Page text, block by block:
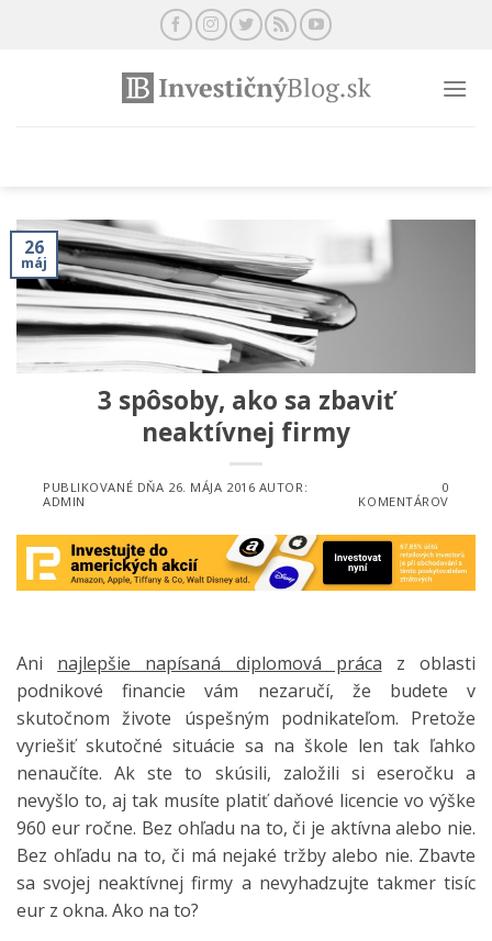
26
máj
3 spôsoby, ako sa zbaviť
neaktívnej firmy
PUBLIKOVANÉ DŇA 26. MÁJA 2016 AUTOR:
ADMIN
0
KOMENTÁROV
Ani najlepšie napísaná diplomová práca z oblasti
podnikové financie vám nezaručí, že budete v
skutočnom živote úspešným podnikateľom. Pretože
vyriešiť skutočné situácie sa na škole len tak ľahko
nenaučíte.Ak ste to skúsili, založili si eseročku a
nevyšlo to, aj tak musíte platiť daňové licencie vo výške
960 eur ročne. Bez ohľadu na to, či je aktívna alebo nie.
Bez ohľadu na to, či má nejaké tržby alebo nie. Zbavte
sa svojej neaktívnej firmy a nevyhadzujte takmer tisíc
eur z okna. Ako na to?